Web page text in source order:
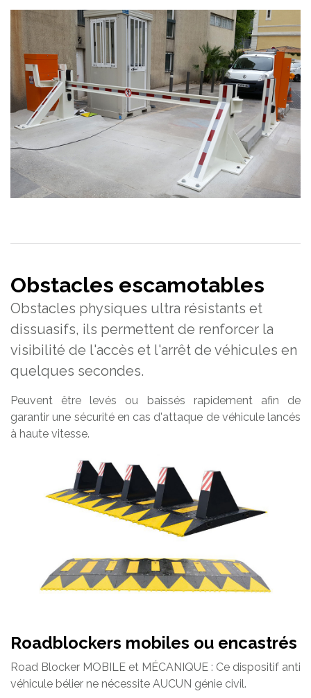
Obstacles escamotables
Obstacles physiques ultra résistants et
dissuasifs, ils permettent de renforcer la
visibilité de l'accès et l'arrêt de véhicules en
quelques secondes.
Peuvent être levés ou baissés rapidement afin de
garantir une sécurité en cas d'attaque de véhicule lancés
à haute vitesse.
Roadblockers mobiles ou encastrés
Road Blocker MOBILE et MÉCANIQUE : Ce dispositif anti
véhicule bélier ne nécessite AUCUN génie civil.